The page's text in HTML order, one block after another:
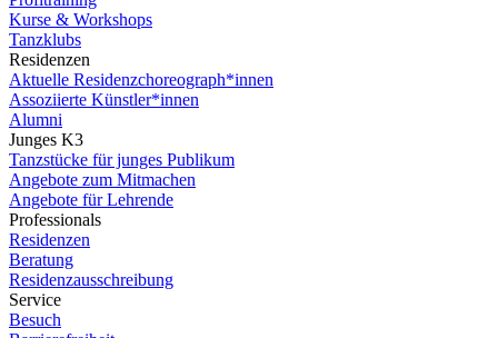
Kurse & Workshops
Tanzklubs
Residenzen
Aktuelle Residenzchoreograph*innen
Assoziierte Künstler*innen
Alumni
Junges K3
Tanzstücke für junges Publikum
Angebote zum Mitmachen
Angebote für Lehrende
Professionals
Residenzen
Beratung
Residenzausschreibung
Service
Besuch